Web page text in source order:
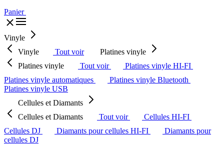
Panier
Vinyle
Vinyle
Tout voir
Platines vinyle
Platines vinyle
Tout voir
Platines vinyle HI-FI
Platines vinyle automatiques
Platines vinyle Bluetooth
Platines vinyle USB
Cellules et Diamants
Cellules et Diamants
Tout voir
Cellules HI-FI
Cellules DJ
Diamants pour cellules HI-FI
Diamants pour
cellules DJ